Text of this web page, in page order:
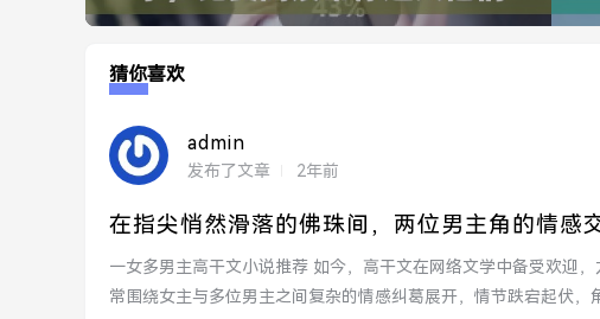
猜你喜欢
admin
发布了文章 2年前
在指尖悄然滑落的佛珠间，两位男主角的情感
一女多男主高干文小说推荐 如今，高干文在网络文学中备受欢迎，尤其是一女多男主的设定更是引人入胜。这类小说通
常围绕女主与多位男主之间复杂的情感纠葛展开，情节跌宕起伏，